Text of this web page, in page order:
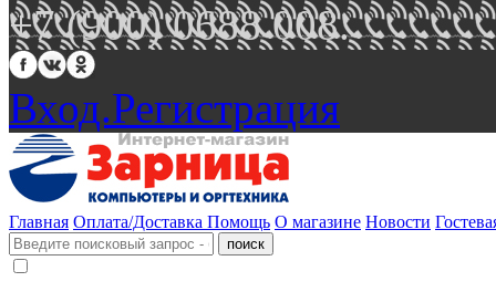
+7 (900) 0688 008.
Вход.Регистрация
Главная Оплата/Доставка Помощь О магазине Новости